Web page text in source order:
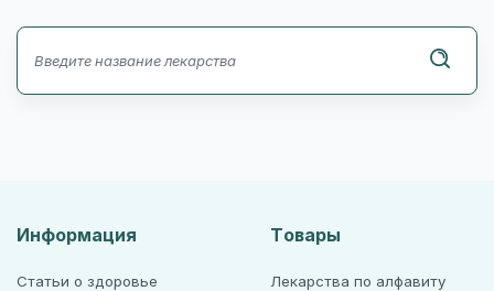
Информация
Статьи о здоровье
Товары
Лекарства по алфавиту